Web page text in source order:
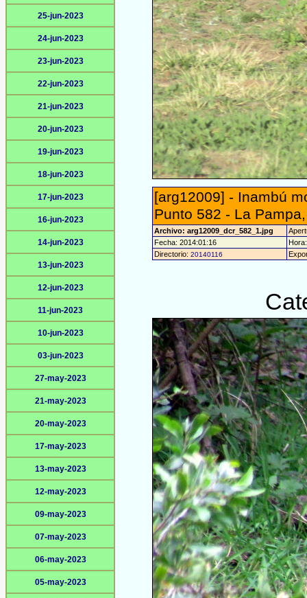
25-jun-2023
24-jun-2023
23-jun-2023
22-jun-2023
21-jun-2023
20-jun-2023
19-jun-2023
18-jun-2023
17-jun-2023
16-jun-2023
14-jun-2023
13-jun-2023
12-jun-2023
11-jun-2023
10-jun-2023
03-jun-2023
27-may-2023
21-may-2023
20-may-2023
17-may-2023
13-may-2023
12-may-2023
09-may-2023
07-may-2023
06-may-2023
05-may-2023
[arg12009] - Inambú
Punto 582 - La
Archivo: arg12009_dcr_582_1.jpg
Fecha: 2014:01:16
Directorio: 20140116